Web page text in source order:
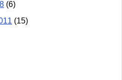
(6)
(15)